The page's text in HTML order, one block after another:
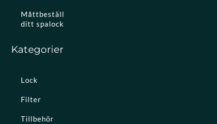
Måttbeställ
ditt spalock
Kategorier
Lock
Filter
Tillbehör